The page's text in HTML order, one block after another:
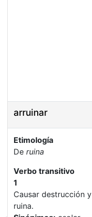
arruinar
Etimología
De ruina
Verbo transitivo
1
Causar destrucción y
ruina.